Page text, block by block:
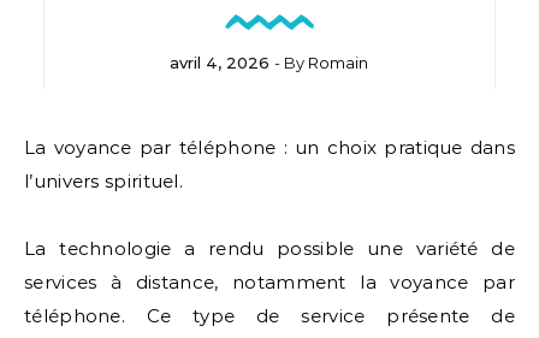
avril 4, 2026 - By Romain
La voyance par téléphone : un choix pratique dans
l’univers spirituel.
La technologie a rendu possible une variété de
services à distance, notamment la voyance par
téléphone. Ce type de service présente de